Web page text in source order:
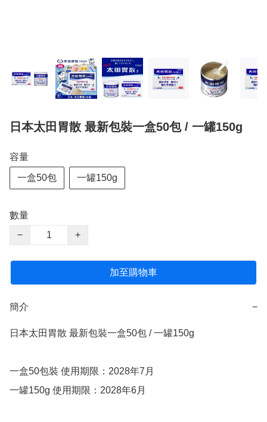
日本太田胃散 最新包裝一盒50包 / 一罐150g
容量
一盒50包 一罐150g
數量
−
+
加至購物車
簡介 −
日本太田胃散 最新包裝一盒50包 / 一罐150g
一盒50包裝 使用期限：2028年7月
一罐150g 使用期限：2028年6月